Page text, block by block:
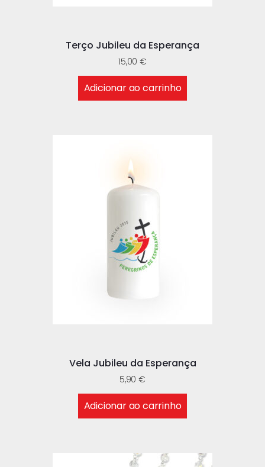
Terço Jubileu da Esperança
15,00 €
Adicionar ao carrinho
Vela Jubileu da Esperança
5,90€
Adicionar ao carrinho